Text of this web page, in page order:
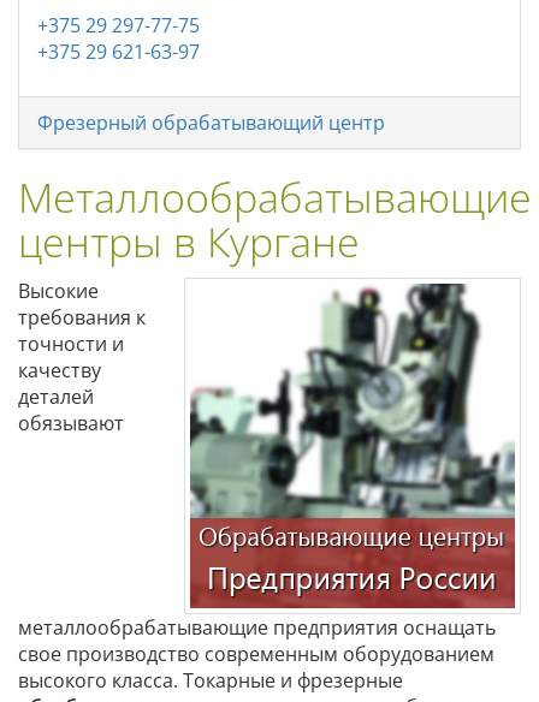
+375 29 297-77-75
+375 29 621-63-97
Фрезерный обрабатывающий центр
Металлообрабатывающие
центры в Кургане
Высокие
требования к
точности и
качеству
деталей
обязывают
металлообрабатывающие предприятия оснащать
свое производство современным оборудованием
высокого класса. Токарные и фрезерные